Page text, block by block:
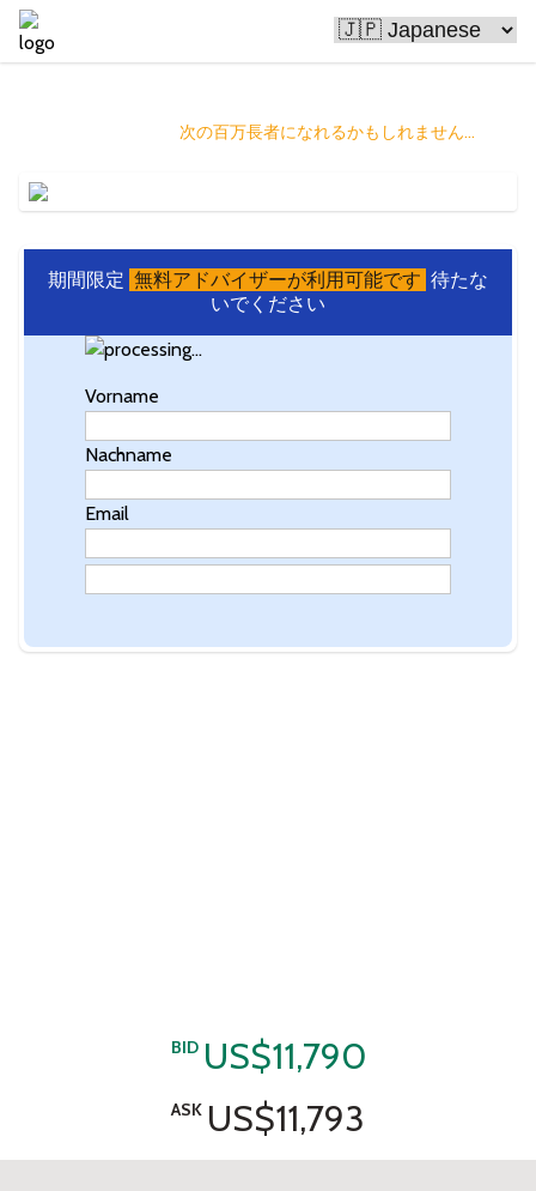
次の百万長者になれるかもしれません...
期間限定 無料アドバイザーが利用可能です 待たな
いでください
Vorname
Nachname
Email
BID US$11,790
ASK US$11,793